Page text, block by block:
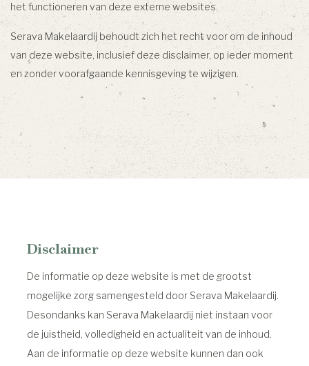
het functioneren van deze externe websites.
Serava Makelaardij behoudt zich het recht voor om de inhoud
van deze website, inclusief deze disclaimer, op ieder moment
en zonder voorafgaande kennisgeving te wijzigen.
Disclaimer
De informatie op deze website is met de grootst
mogelijke zorg samengesteld door Serava Makelaardij.
Desondanks kan Serava Makelaardij niet instaan voor
de juistheid, volledigheid en actualiteit van de inhoud.
Aan de informatie op deze website kunnen dan ook